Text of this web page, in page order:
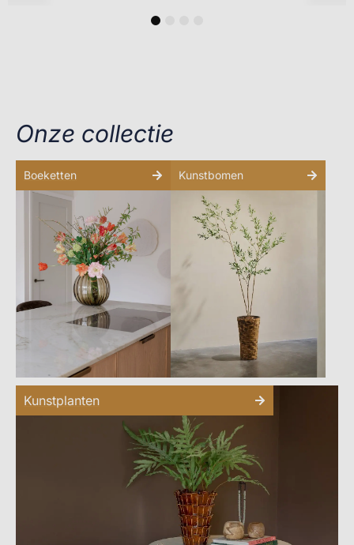
4
Onze collectie
Boeketten Kunstbomen
Kunstplanten